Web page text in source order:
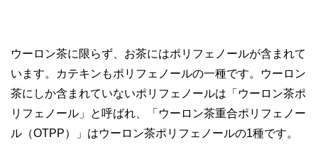
ウーロン茶に限らず、お茶にはポリフェノールが含まれて
います。カテキンもポリフェノールの一種です。ウーロン
茶にしか含まれていないポリフェノールは「ウーロン茶ポ
リフェノール」と呼ばれ、「ウーロン茶重合ポリフェノー
ル（OTPP）」はウーロン茶ポリフェノールの1種です。